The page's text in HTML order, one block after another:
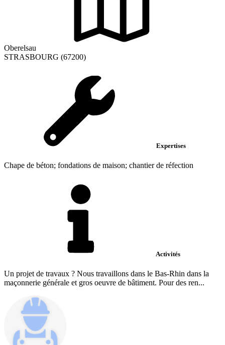
Oberelsau
STRASBOURG (67200)
Expertises
Chape de béton; fondations de maison; chantier de réfection
Activités
Un projet de travaux ? Nous travaillons dans le Bas-Rhin dans la
maçonnerie générale et gros oeuvre de bâtiment. Pour des ren...